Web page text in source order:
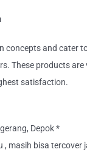
concepts and cater
These products are
satisfaction.
Depok *
, masih bisa tercover